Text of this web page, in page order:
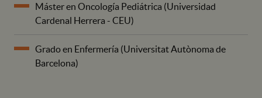
Máster en Oncología Pediátrica (Universidad
Cardenal Herrera - CEU)
Grado en Enfermería (Universitat Autònoma de
Barcelona)